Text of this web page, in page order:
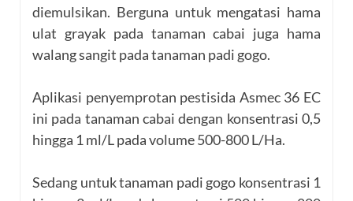
diemulsikan. Berguna untuk mengatasi hama
ulat grayak pada tanaman cabai juga hama
walang sangit pada tanaman padi gogo.
Aplikasi penyemprotan pestisida Asmec 36 EC
ini pada tanaman cabai dengan konsentrasi 0,5
hingga 1 ml/L pada volume 500-800 L/Ha.
Sedang untuk tanaman padi gogo konsentrasi 1